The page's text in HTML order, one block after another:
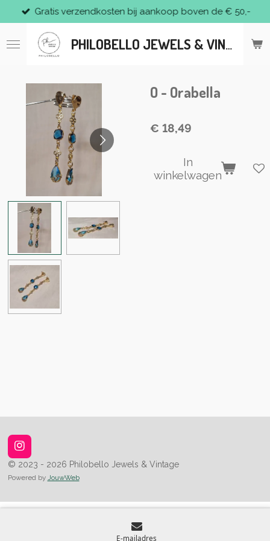
direct
naar
de
PHILOBELLO JEWELS & VINTAGE
Gratis verzendkosten bij aankoop boven de € 50,-
O - Orabella
€ 18,49
In
winkelwagen
I
n
t
g
© 2023 - 2026 Philobello Jewels & Vintage
Powered by JouwWeb
E-mailadres